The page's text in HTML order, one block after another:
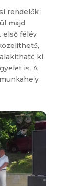
rendelők
majd
első félév
ki
is. A